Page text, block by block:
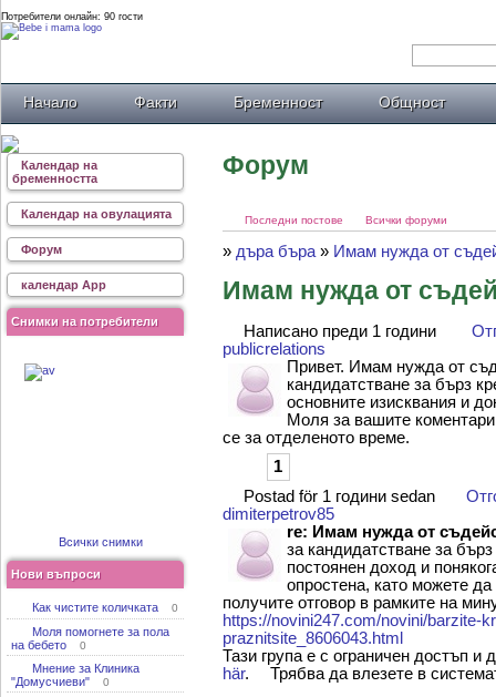
Потребители онлайн: 90 гости
Начало Факти Бременност Общност
Форум
Последни постове Всички форуми
» дъра бъра » Имам нужда от
Имам нужда от
Написано преди 1 години
publicrelations
Привет. Имам нужда от
кандидатстване за бърз
основните изисквания и
Моля за вашите
се за отделеното време.
1
Postad för 1 години sedan
dimiterpetrov85
re: Имам нужда от
за кандидатстване за
постоянен доход и
опростена, като можете
получите отговор в рамките на
https://novini247.com/novini/barzite-
praznitsite_8606043.html
Тази група е с ограничен достъп
här. Трябва да влезете в
Календар на
бременността
Календар на овулацията
Форум
календар App
Снимки на потребители
Всички снимки
Нови въпроси
Как чистите количката 0
Моля помогнете за пола
на бебето
0
Мнение за Клиника
"Домусчиеви"
0